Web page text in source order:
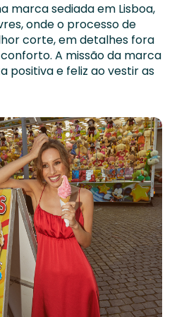
marca sediada em Lisboa,
onde o processo de
corte, em detalhes fora
A missão da marca
positiva e feliz ao vestir as